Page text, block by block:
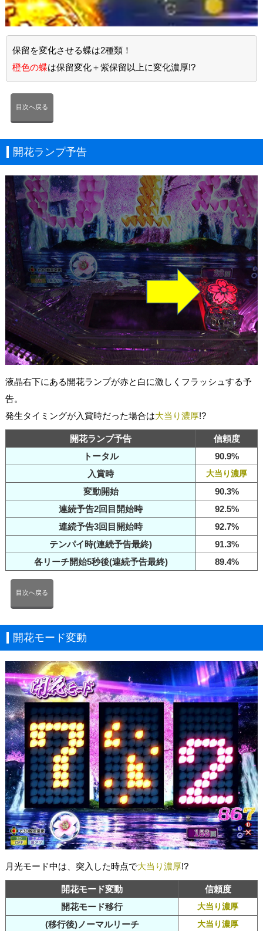
保留を変化させる蝶は2種類！
橙色の蝶は保留変化＋紫保留以上に変化濃厚!?
目次へ戻る
開花ランプ予告
液晶右下にある開花ランプが赤と白に激しくフラッシュする予
告。
発生タイミングが入賞時だった場合は大当り濃厚!?
開花ランプ予告
信頼度
トータル
90.9%
入賞時
大当り濃厚
変動開始
90.3%
連続予告2回目開始時
92.5%
連続予告3回目開始時
92.7%
テンパイ時(連続予告最終)
91.3%
各リーチ開始5秒後(連続予告最終)
89.4%
目次へ戻る
開花モード変動
月光モード中は、突入した時点で大当り濃厚!?
開花モード変動
信頼度
開花モード移行
大当り濃厚
(移行後)ノーマルリーチ 大当り濃厚